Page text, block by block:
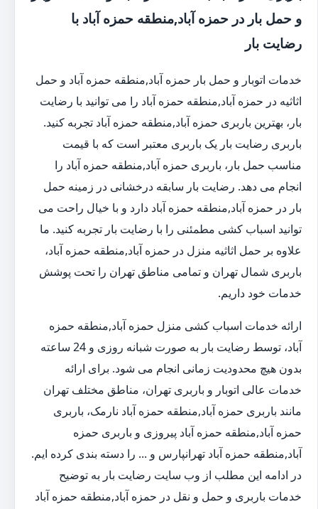
و حمل بار در حمزه آباد,منطقه حمزه آباد با
رضایت بار
خدمات اتوبار و حمل بار حمزه آباد,منطقه حمزه آباد و حمل
اثاثیه در حمزه آباد,منطقه حمزه آباد را می توانید با رضایت
بار، بهترین باربری حمزه آباد,منطقه حمزه آباد تجربه کنید.
باربری رضایت بار یک باربری معتبر است که با قیمت
مناسب حمل بار، باربری حمزه آباد,منطقه حمزه آباد را
انجام می دهد. رضایت بار سابقه درخشانی در زمینه حمل
بار در حمزه آباد,منطقه حمزه آباد دارد و با خیال راحت می
توانید اسباب کشی مطمئنی را با رضایت بار تجربه کنید. ما
علاوه بر حمل اثاثیه منزل در حمزه آباد,منطقه حمزه آباد،
باربری شمال تهران و تمامی مناطق تهران را تحت پوشش
خدمات خود داریم.
ارائه خدمات اسباب کشی منزل حمزه آباد,منطقه حمزه
آباد، توسط رضایت بار به صورت شبانه روزی و 24 ساعته
بدون هیچ محدودیت زمانی انجام می شود. برای ارائه
خدمات عالی اتوبار و باربری تهران، مناطق مختلف تهران
مانند باربری حمزه آباد,منطقه حمزه آباد نارمک، باربری
حمزه آباد,منطقه حمزه آباد پیروزی و باربری حمزه
آباد,منطقه حمزه آباد تهرانپارس و ... را دسته بندی کرده ایم.
در ادامه این مطلب از وب سایت رضایت بار به توضیح
خدمات باربری و حمل و نقل در حمزه آباد,منطقه حمزه آباد